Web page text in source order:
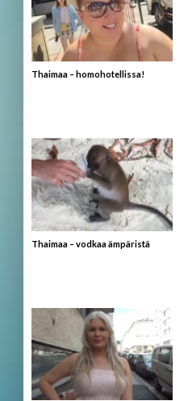
Thaimaa – homohotellissa!
Thaimaa – vodkaa ämpäristä